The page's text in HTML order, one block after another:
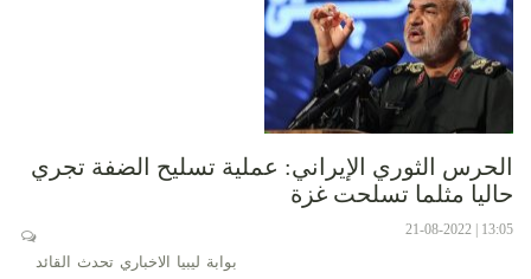
الحرس الثوري الإيراني: عملية تسليح الضفة تجري
حاليا مثلما تسلحت غزة
13:05 | 21-08-2022
بوابة ليبيا الاخباري تحدث القائد